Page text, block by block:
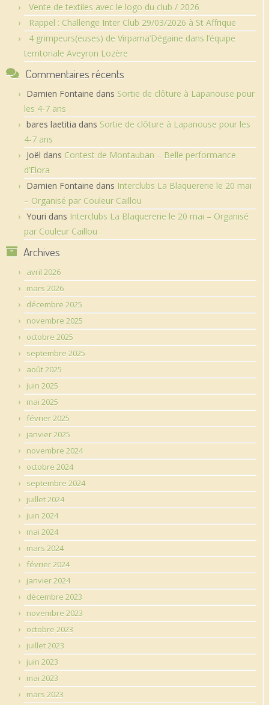
Vente de textiles avec le logo du club / 2026
Rappel : Challenge Inter Club 29/03/2026 à St Affrique
4 grimpeurs(euses) de Virpama’Dégaine dans l’équipe
territoriale Aveyron Lozère
Commentaires récents
Damien Fontaine dans Sortie de clôture à Lapanouse pour
les 4-7 ans
bares laetitia dans Sortie de clôture à Lapanouse pour les
4-7 ans
Joël dans Contest de Montauban – Belle performance
d’Elora
Damien Fontaine dans Interclubs La Blaquererie le 20 mai
– Organisé par Couleur Caillou
Youri dans Interclubs La Blaquererie le 20 mai – Organisé
par Couleur Caillou
Archives
avril 2026
mars 2026
décembre 2025
novembre 2025
octobre 2025
septembre 2025
août 2025
juin 2025
mai 2025
février 2025
janvier 2025
novembre 2024
octobre 2024
septembre 2024
juillet 2024
juin 2024
mai 2024
mars 2024
février 2024
janvier 2024
décembre 2023
novembre 2023
octobre 2023
juillet 2023
juin 2023
mai 2023
mars 2023